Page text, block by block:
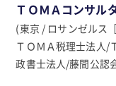
ＴＯＭＡコンサル
(東京 / ロサンゼルス
ＴＯＭＡ税理士法人/
政書士法人/藤間公認